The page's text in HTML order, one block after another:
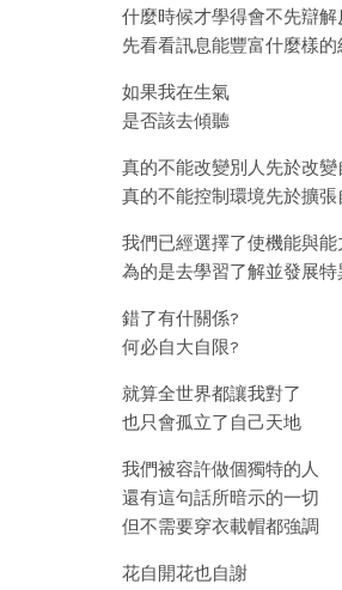
什麼時候才學得會不先辯解
先看看訊息能豐富什麼樣的
如果我在生氣
是否該去傾聽
真的不能改變別人先於改變
真的不能控制環境先於擴張
我們已經選擇了使機能與
為的是去學習了解並發展
錯了有什關係?
何必自大自限?
就算全世界都讓我對了
也只會孤立了自己天地
我們被容許做個獨特的人
還有這句話所暗示的一切
但不需要穿衣載帽都強調
花自開花也自謝